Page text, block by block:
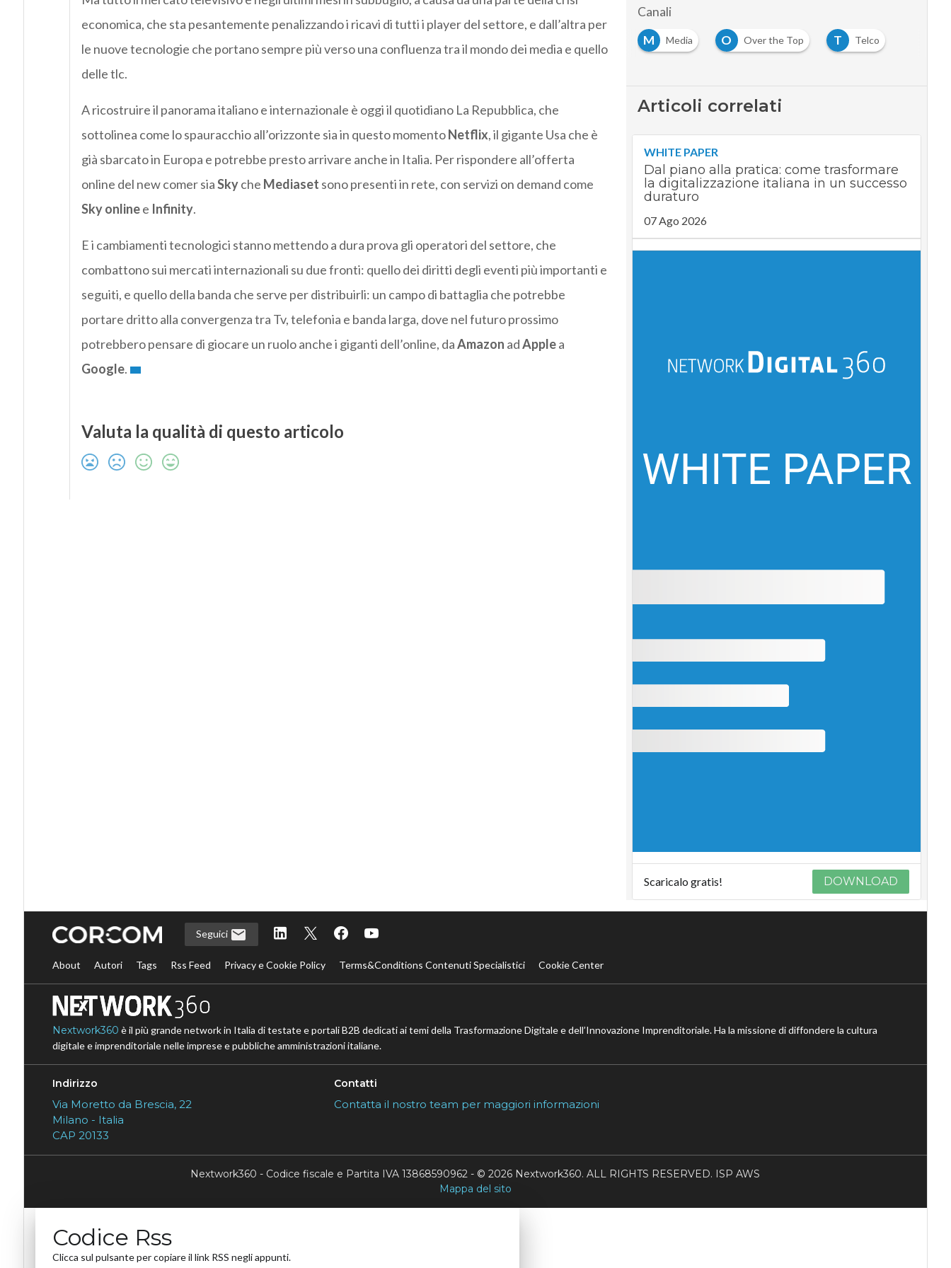
economica, che sta pesantemente penalizzando i ricavi di tutti i player del settore, e dall’altra per
le nuove tecnologie che portano sempre più verso una confluenza tra il mondo dei media e quello
delle tlc.
A ricostruire il panorama italiano e internazionale è oggi il quotidiano La Repubblica, che
sottolinea come lo spauracchio all’orizzonte sia in questo momentoNetflix, il gigante Usa che è
già sbarcato in Europa e potrebbe presto arrivare anche in Italia. Per rispondere all’offerta
online del new comer siaSkyche Mediaset sono presenti in rete, con servizi on demand come
Sky onlinee Infinity.
E i cambiamenti tecnologici stanno mettendo a dura prova gli operatori del settore, che
combattono sui mercati internazionali su due fronti: quello dei diritti degli eventi più importanti e
seguiti, e quello della banda che serve per distribuirli: un campo di battaglia che potrebbe
portare dritto alla convergenza tra Tv, telefonia e banda larga, dove nel futuro prossimo
potrebbero pensare di giocare un ruolo anche i giganti dell’online, daAmazon adApplea
Google.
Valuta la qualità di questo articolo
Canali
M
Media O Over the Top T Telco
Articoli correlati
WHITE PAPER
Dal piano alla pratica: come trasformare
la digitalizzazione italiana in un successo
duraturo
07 Ago 2026
Scaricalo gratis! DOWNLOAD
Seguici
About Autori Tags Rss Feed Privacy e Cookie Policy Terms&Conditions Contenuti Specialistici Cookie Center
Nextwork360 è il più grande network in Italia di testate e portali B2B dedicati ai temi della Trasformazione Digitale e dell’Innovazione Imprenditoriale. Ha la missione di diffondere la cultura
digitale e imprenditoriale nelle imprese e pubbliche amministrazioni italiane.
Indirizzo
Via Moretto da Brescia, 22
Milano - Italia
CAP 20133
Contatti
Contatta il nostro team per maggiori informazioni
Nextwork360 - Codice fiscale e Partita IVA 13868590962 - © 2026 Nextwork360. ALL RIGHTS RESERVED. ISP AWS
Mappa del sito
Codice Rss
Clicca sul pulsante per copiare il link RSS negli appunti.